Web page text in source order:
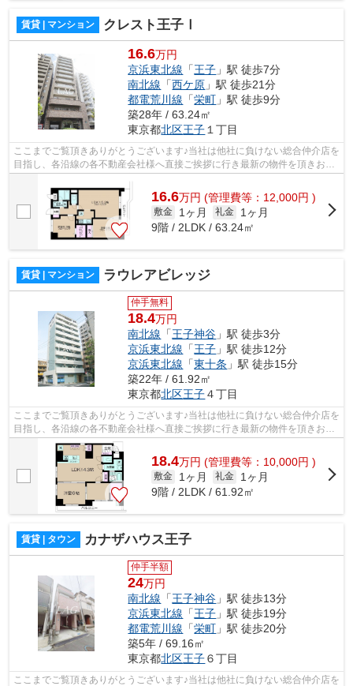
賃貸 | マンション クレスト王子Ⅰ
16.6万円
京浜東北線 「王子 」駅 徒歩7分
南北線 「西ケ原 」駅 徒歩21分
都電荒川線 「栄町 」駅 徒歩9分
築28年 / 63.24㎡
東京都北区王子 １丁目
ここまでご覧頂きありがとうございます♪当社は他社に負けない総合仲介店を
目指し、各沿線の各不動産会社様へ直接ご挨拶に行き最新の物件を頂きお客
16.6万円 (管理費等：12,000円 )
敷金 1ヶ月 礼金
1ヶ月
9階 / 2LDK / 63.24㎡
賃貸 | マンション ラウレアビレッジ
仲手無料
18.4万円
南北線 「王子神谷 」駅 徒歩3分
京浜東北線 「王子 」駅 徒歩12分
京浜東北線 「東十条 」駅 徒歩15分
築22年 / 61.92㎡
東京都北区王子４丁目
ここまでご覧頂きありがとうございます♪当社は他社に負けない総合仲介店を
目指し、各沿線の各不動産会社様へ直接ご挨拶に行き最新の物件を頂きお客
様へ提供しております！最新の情報は...
18.4万円 (管理費等：10,000円 )
敷金 1ヶ月 礼金
1ヶ月
9階 / 2LDK / 61.92㎡
賃貸 | タウン カナザハウス王子
仲手半額
24万円
南北線 「王子神谷 」駅 徒歩13分
京浜東北線 「王子 」駅 徒歩19分
都電荒川線 「栄町 」駅 徒歩20分
築5年 / 69.16㎡
東京都北区王子６丁目
ここまでご覧頂きありがとうございます♪当社は他社に負けない総合仲介店を